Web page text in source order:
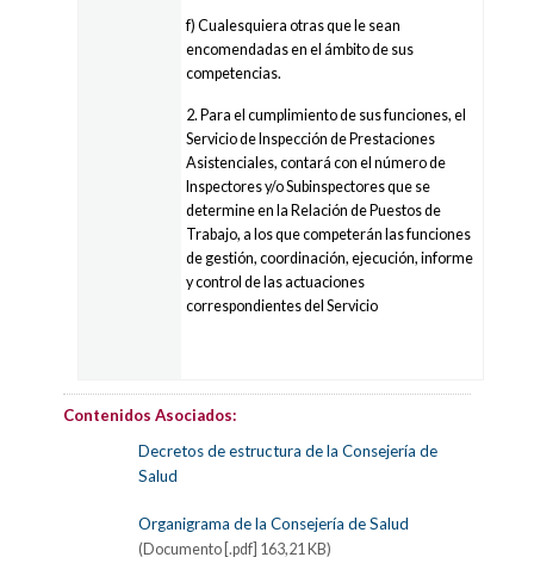
f) Cualesquiera otras que le sean
encomendadas en el ámbito de sus
competencias.
2. Para el cumplimiento de sus funciones, el
Servicio de Inspección de Prestaciones
Asistenciales, contará con el número de
Inspectores y/o Subinspectores que se
determine en la Relación de Puestos de
Trabajo, a los que competerán las funciones
de gestión, coordinación, ejecución, informe
y control de las actuaciones
correspondientes del Servicio
Contenidos Asociados:
Decretos de estructura de la Consejería de
Salud
Organigrama de la Consejería de Salud
(Documento [.pdf] 163,21 KB)